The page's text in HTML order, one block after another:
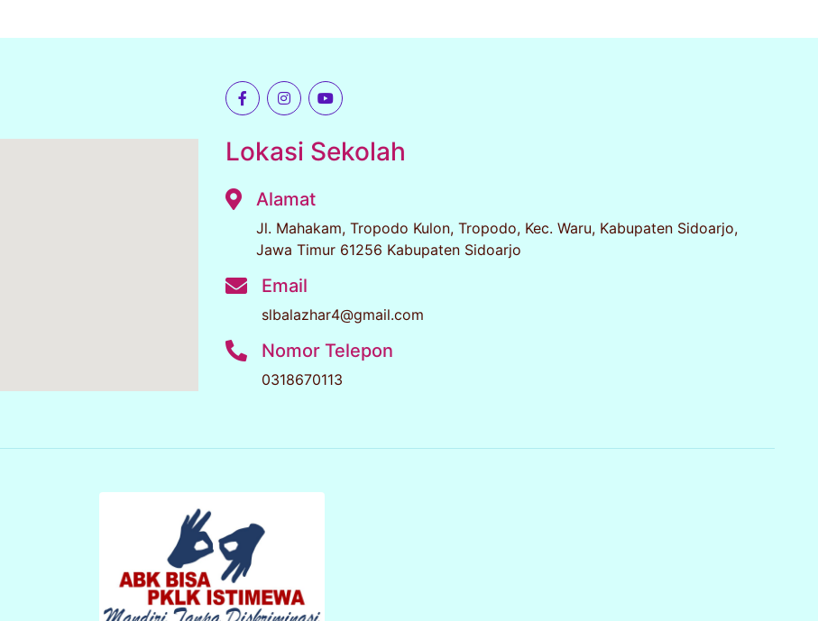
Lokasi Sekolah
Alamat
Jl. Mahakam, Tropodo Kulon, Tropodo, Kec. Waru, Kabupaten Sidoarjo,
Jawa Timur 61256 Kabupaten Sidoarjo
Email
slbalazhar4@gmail.com
Nomor Telepon
0318670113